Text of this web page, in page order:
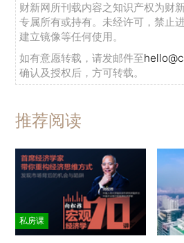
财新网所刊载内容之知识产权为财
专属所有或持有。未经许可，禁止
建立镜像等任何使用。
如有意愿转载，请发邮件至
确认及授权后，方可转载。
推荐阅读
私房课